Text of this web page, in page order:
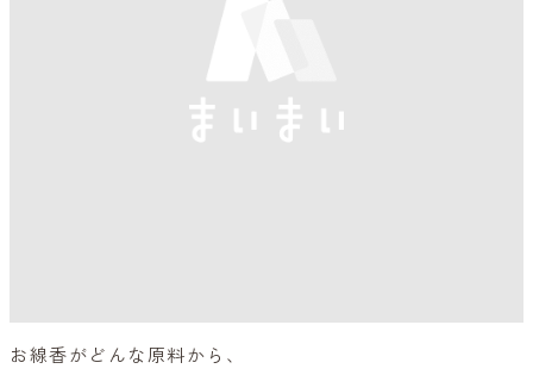
お線香がどんな原料から、